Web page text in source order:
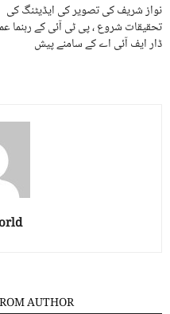
نواز شریف کی تصویر کی ایڈیٹنگ کی
تحقیقات شروع ، پی ٹی آئی کے رہنما
ڈار ایف آئی اے کے سامنے پیش
AUTHOR